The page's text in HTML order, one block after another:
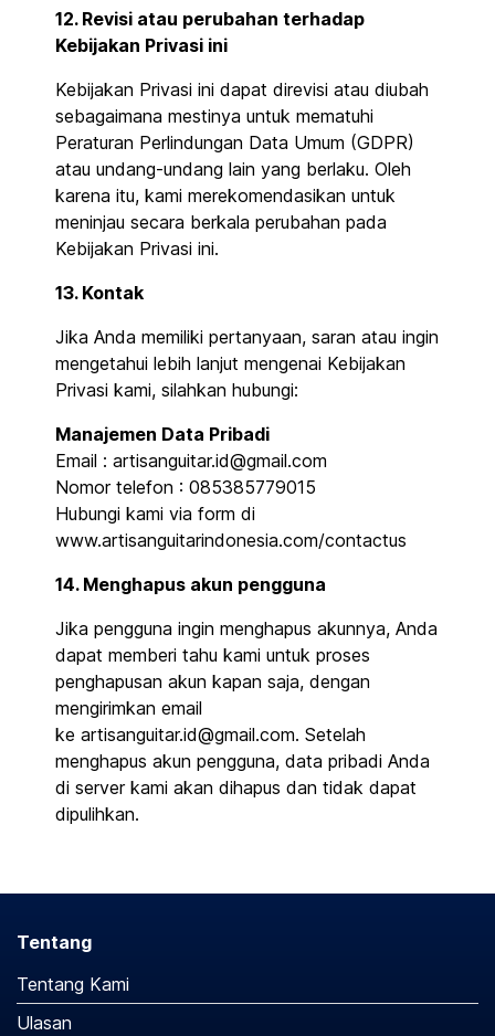
12. Revisi atau perubahan terhadap
Kebijakan Privasi ini
Kebijakan Privasi ini dapat direvisi atau diubah
sebagaimana mestinya untuk mematuhi
Peraturan Perlindungan Data Umum (GDPR)
atau undang-undang lain yang berlaku. Oleh
karena itu, kami merekomendasikan untuk
meninjau secara berkala perubahan pada
Kebijakan Privasi ini.
13. Kontak
Jika Anda memiliki pertanyaan, saran atau ingin
mengetahui lebih lanjut mengenai Kebijakan
Privasi kami, silahkan hubungi:
Manajemen Data Pribadi
Email : artisanguitar.id@gmail.com
Nomor telefon : 085385779015
Hubungi kami via form di
www.artisanguitarindonesia.com/contactus
14. Menghapus akun pengguna
Jika pengguna ingin menghapus akunnya, Anda
dapat memberi tahu kami untuk proses
penghapusan akun kapan saja, dengan
mengirimkan email
ke artisanguitar.id@gmail.com. Setelah
menghapus akun pengguna, data pribadi Anda
di server kami akan dihapus dan tidak dapat
dipulihkan.
Tentang
Tentang Kami
Ulasan